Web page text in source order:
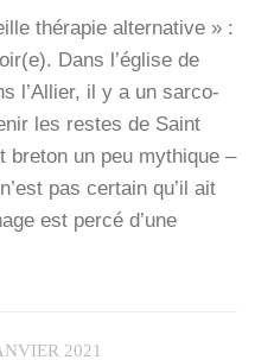
thé­ra­pie alter­na­tive » :
Dans l’é­glise de
l’Al­lier, il y a un sar­co­
les restes de Saint
bre­ton un peu mythique –
pas cer­tain qu’il ait
est per­cé d’une
2021